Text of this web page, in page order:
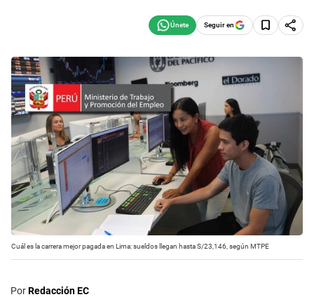
Seguir en
Cuál es la carrera mejor pagada en Lima: sueldos llegan hasta S/23,146, según MTPE
PorRedacción EC